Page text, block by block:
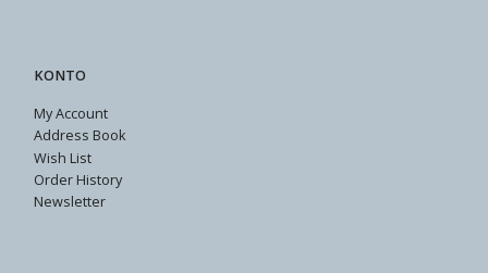
KONTO
My Account
Address Book
Wish List
Order History
Newsletter